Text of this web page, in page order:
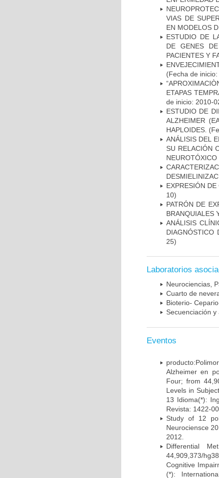
VIAS DE
EN MODELOS
ESTUDIO DE
DE GENES
PACIENTES Y
(Fecha de
ETAPAS
de inicio: 2010-
ESTUDIO DE
ALZHEIMER
HAPLOIDES.
ANÁLISIS DEL
SU RELACIÓN
NEUROTÓXICO
EXPRESIÓN
10)
PATRÓN DE
BRANQUIALES
ANÁLISIS
DIAGNÓSTICO
25)
Laboratorios
Neurociencias,
Cuarto de
Bioterio-
Secuenciación
Eventos
Alzheimer en
Four; from
Levels in
13 Idioma(*):
Revista: 1422-
Study of 12
Neurociensce
2012.
Differential
44,909,373/
Cognitive
(*):